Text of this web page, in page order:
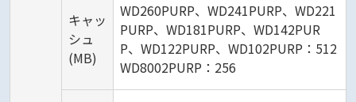
キャッ
シュ
(MB)
WD260PURP、WD241PURP、WD221
PURP、WD181PURP、WD142PUR
P、WD122PURP、WD102PURP：512
WD8002PURP：256